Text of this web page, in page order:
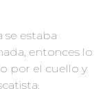
se estaba
entonces lo
por el cuello y